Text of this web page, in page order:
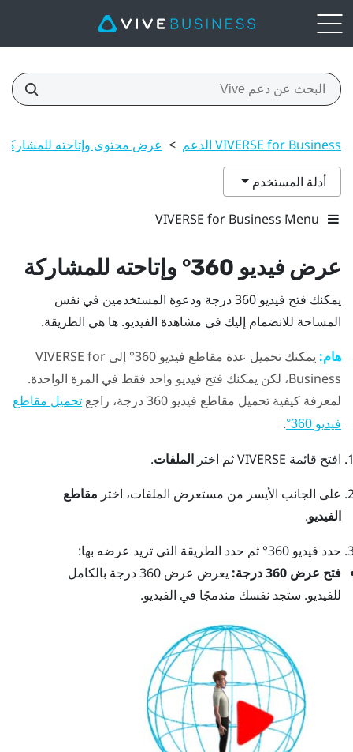
VIVERSE for Business الدعم > عرض محتوى وإتاحته للمشاركة
أدلة المستخدم
VIVERSE for Business Menu
عرض فيديو 360° وإتاحته للمشاركة
يمكنك فتح فيديو 360 درجة ودعوة المستخدمين في نفس
المساحة للانضمام إليك في مشاهدة الفيديو. ها هي الطريقة.
هام: يمكنك تحميل عدة مقاطع فيديو 360° إلى
VIVERSE for
Business، لكن يمكنك فتح فيديو واحد فقط في المرة الواحدة.
لمعرفة كيفية تحميل مقاطع فيديو 360 درجة، راجع
تحميل مقاطع
فيديو 360°
.
افتح قائمة VIVERSE ثم اختر الملفات.
على الجانب الأيسر من مستعرض الملفات، اختر مقاطع
الفيديو.
حدد فيديو 360° ثم حدد الطريقة التي تريد عرضه بها:
فتح عرض 360 درجة:
يعرض عرض 360 درجة بالكامل
للفيديو. ستجد نفسك مندمجًا في الفيديو.